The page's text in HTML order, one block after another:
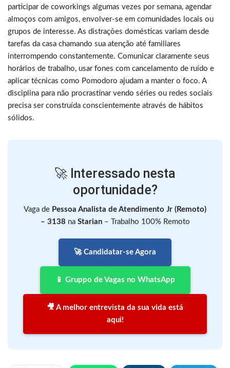
participar de coworkings algumas vezes por semana, agendar
almoços com amigos, envolver-se em comunidades locais ou
grupos de interesse. As distrações domésticas variam desde
tarefas da casa chamando sua atenção até familiares
interrompendo constantemente. Comunicar claramente seus
horários de trabalho, usar fones com cancelamento de ruído e
aplicar técnicas como Pomodoro ajudam a manter o foco. A
disciplina para não procrastinar vendo séries ou redes sociais
precisa ser construída conscientemente através de hábitos
sólidos.
🚀 Interessado nesta
oportunidade?
Vaga de Pessoa Analista de Atendimento Jr (Remoto)
– 3138 na Starian– Trabalho 100% Remoto
🚀 Candidatar-se Agora
📱 Gruppo de Vagas no WhatsApp
🎥 A melhor entrevista da sua vida está
aqui!